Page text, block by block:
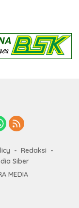
Redaksi
Siber
MEDIA